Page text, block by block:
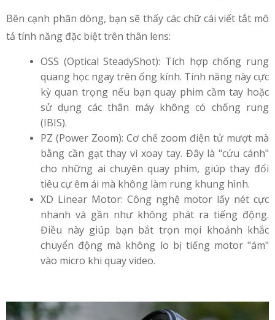
Bên cạnh phân dòng, bạn sẽ thấy các chữ cái viết tắt mô
tả tính năng đặc biệt trên thân lens:
OSS (Optical SteadyShot): Tích hợp chống rung
quang học ngay trên ống kính. Tính năng này cực
kỳ quan trọng nếu bạn quay phim cầm tay hoặc
sử dụng các thân máy không có chống rung
(IBIS).
PZ (Power Zoom): Cơ chế zoom điện tử mượt mà
bằng cần gạt thay vì xoay tay. Đây là "cứu cánh"
cho những ai chuyên quay phim, giúp thay đổi
tiêu cự êm ái mà không làm rung khung hình.
XD Linear Motor: Công nghệ motor lấy nét cực
nhanh và gần như không phát ra tiếng động.
Điều này giúp bạn bắt trọn mọi khoảnh khắc
chuyển động mà không lo bị tiếng motor "ám"
vào micro khi quay video.